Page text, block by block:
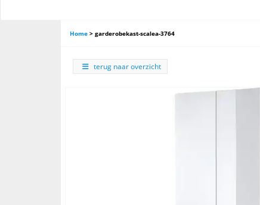
Home > garderobekast-scalea-3764
terug naar overzicht